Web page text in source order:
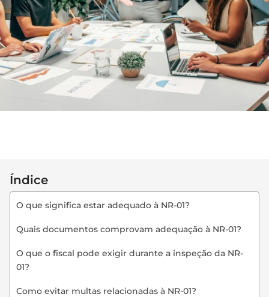
Índice
O que significa estar adequado à NR-01?
Quais documentos comprovam adequação à NR-01?
O que o fiscal pode exigir durante a inspeção da NR-
01?
Como evitar multas relacionadas à NR-01?